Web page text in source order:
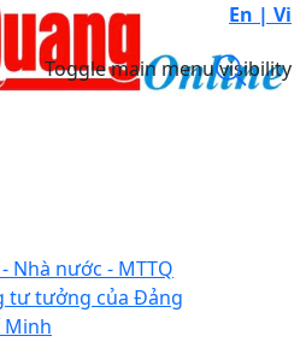
En | Vi
Toggle main menu visibility
Nhà nước - MTTQ
tư tưởng của Đảng
Minh